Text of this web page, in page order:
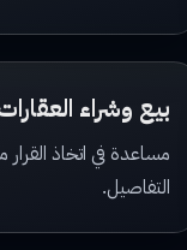
بيع وشراء
مساعدة في اتخاذ
التفاصيل.